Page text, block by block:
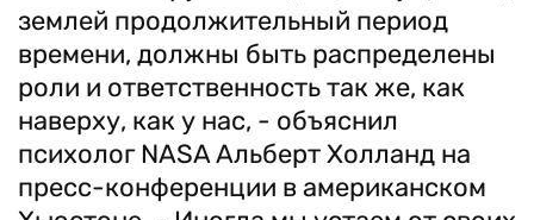
землей продолжительный период
времени, должны быть распределены
роли и ответственность так же, как
наверху, как у нас, - объяснил
психолог NASA Альберт Холланд на
пресс-конференции в американском